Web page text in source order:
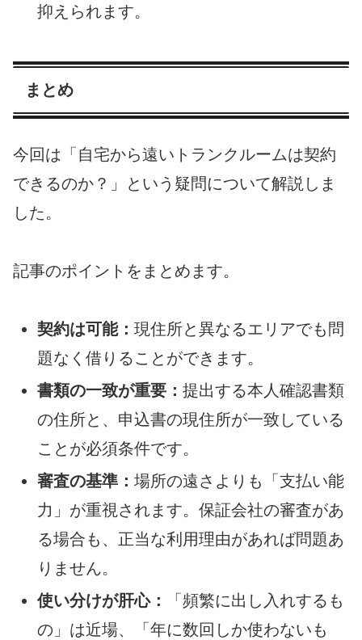
抑えられます。
まとめ
今回は「自宅から遠いトランクルームは契約
できるのか？」という疑問について解説しま
した。
記事のポイントをまとめます。
契約は可能： 現住所と異なるエリアでも問
題なく借りることができます。
書類の一致が重要： 提出する本人確認書類
の住所と、申込書の現住所が一致している
ことが必須条件です。
審査の基準： 場所の遠さよりも「支払い能
力」が重視されます。保証会社の審査があ
る場合も、正当な利用理由があれば問題あ
りません。
使い分けが肝心：
「頻繁に出し入れするも
の」は近場、「年に数回しか使わないも